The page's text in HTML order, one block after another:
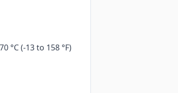
°C (-13 to 158 °F)